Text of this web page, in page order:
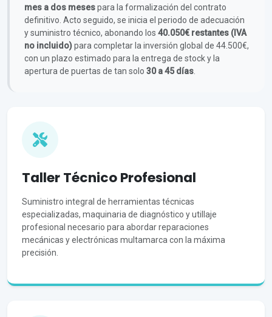
mes a dos mesespara la formalización del contrato
definitivo. Acto seguido, se inicia el periodo de adecuación
y suministro técnico, abonando los 40.050€ restantes (IVA
no incluido)para completar la inversión global de 44.500€,
con un plazo estimado para la entrega de stock y la
apertura de puertas de tan solo 30 a 45 días
Taller Técnico Profesional
Suministro integral de herramientas técnicas
especializadas, maquinaria de diagnóstico y utillaje
profesional necesario para abordar reparaciones
mecánicas y electrónicas multamarca con la máxima
precisión.